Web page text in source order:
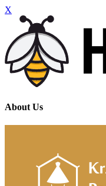
X
About Us